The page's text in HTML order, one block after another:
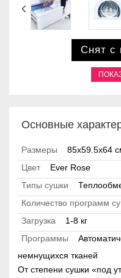
Снят с
Основные
Размеры
85х59.5х64
Цвет
Ever Rose
Типы сушки
Количество программ
Загрузка
1-8 кг
Программы
немнущихся тканей
От степени сушки «под